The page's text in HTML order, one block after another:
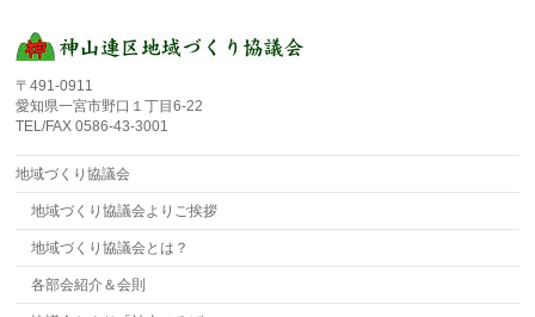
〒491-0911
愛知県一宮市野口１丁目6-22
TEL/FAX 0586-43-3001
地域づくり協議会
地域づくり協議会よりご挨拶
地域づくり協議会とは？
各部会紹介＆会則